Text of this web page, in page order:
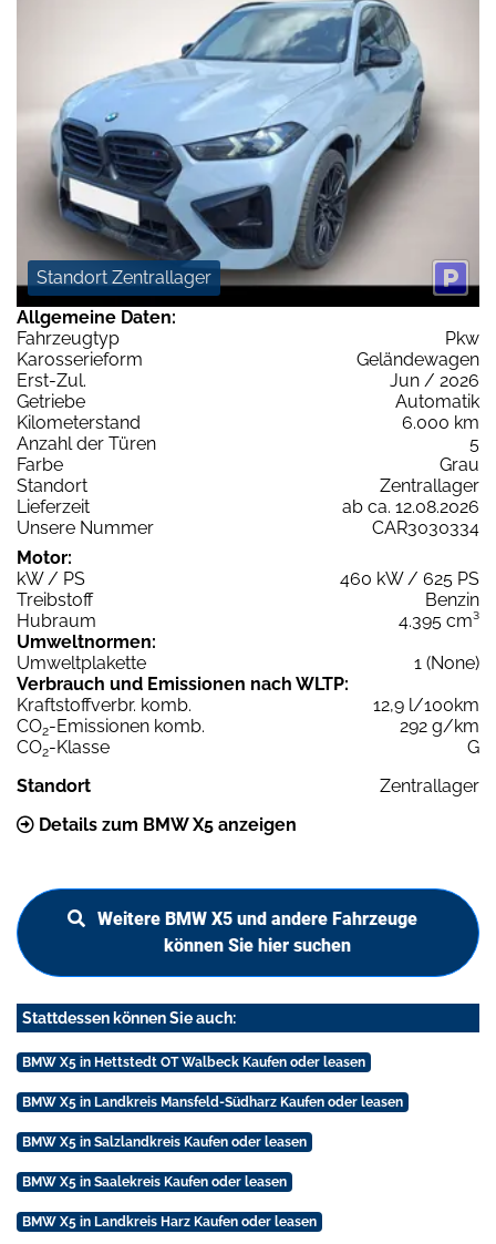
Standort Zentrallager
Allgemeine Daten:
Fahrzeugtyp
Pkw
Karosserieform
Geländewagen
Erst-Zul.
Jun / 2026
Getriebe
Automatik
Kilometerstand
6.000 km
Anzahl der Türen
5
Farbe
Grau
Standort
Zentrallager
Lieferzeit
ab ca. 12.08.2026
Unsere Nummer
CAR3030334
Motor:
kW / PS
460 kW / 625 PS
Treibstoff
Benzin
Hubraum
4.395 cm³
Umweltnormen:
Umweltplakette
1 (None)
Verbrauch und Emissionen nach WLTP:
Kraftstoffverbr. komb.
12,9 l/100km
CO2-Emissionen komb.
292 g/km
CO2-Klasse
G
Standort
Zentrallager
Details zum BMW X5 anzeigen
Weitere BMW X5 und andere Fahrzeuge
können Sie hier suchen
Stattdessen können Sie auch:
BMW X5 in Hettstedt OT Walbeck Kaufen oder leasen
BMW X5 in Landkreis Mansfeld-Südharz Kaufen oder leasen
BMW X5 in Salzlandkreis Kaufen oder leasen
BMW X5 in Saalekreis Kaufen oder leasen
BMW X5 in Landkreis Harz Kaufen oder leasen